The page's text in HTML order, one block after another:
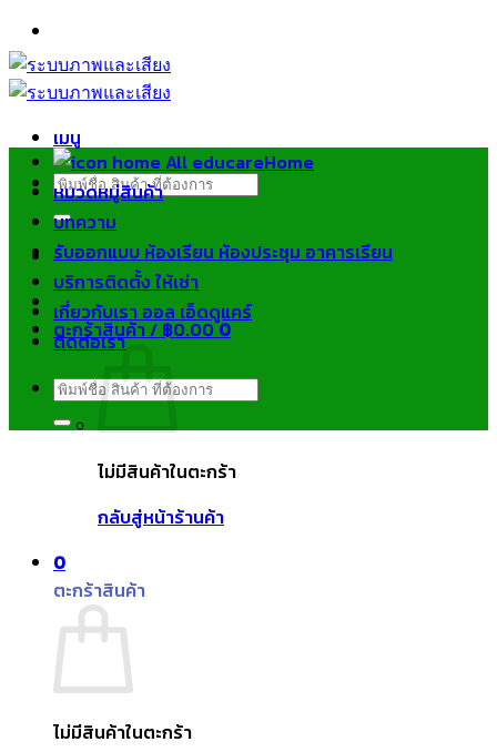
ข้าม
ไป
ยัง
เมนู
ค้นหา:
ตะกร้าสินค้า /฿0.000
ไม่มีสินค้าในตะกร้า
กลับสู่หน้าร้านค้า
0
ตะกร้าสินค้า
ไม่มีสินค้าในตะกร้า
Home
หมวดหมู่สินค้า
บทความ
รับออกแบบ ห้องเรียน ห้องประชุม อาคารเรียน
บริการติดตั้ง ให้เช่า
เกี่ยวกับเรา ออล เอ็ดดูแคร์
ติดต่อเรา
ค้นหา: